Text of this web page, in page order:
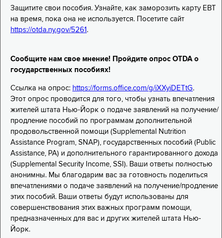
Защитите свои пособия. Узнайте, как заморозить карту EBT
на время, пока она не используется. Посетите сайт
https://otda.ny.gov/5261 .
Сообщите нам свое мнение! Пройдите опрос OTDA о
государственных пособиях!
Ссылка на опрос: https://forms.office.com/g/iXXyiDETtG.
Этот опрос проводится для того, чтобы узнать впечатления
жителей штата Нью-Йорк о подаче заявлений на получение/
продление пособий по программам дополнительной
продовольственной помощи (Supplemental Nutrition
Assistance Program, SNAP), государственных пособий (Public
Assistance, PA) и дополнительного гарантированного дохода
(Supplemental Security Income, SSI). Ваши ответы полностью
анонимны. Мы благодарим вас за готовность поделиться
впечатлениями о подаче заявлений на получение/продление
этих пособий. Ваши ответы будут использованы для
совершенствования этих важных программ помощи,
предназначенных для вас и других жителей штата Нью-
Йорк.